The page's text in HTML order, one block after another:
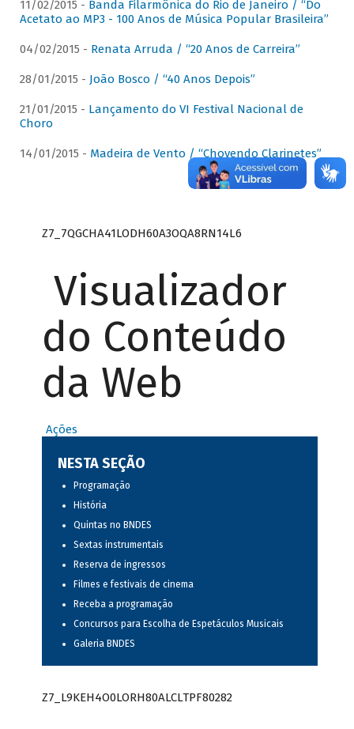
11/02/2015 - Banda Filarmônica do Rio de Janeiro / “Do
Acetato ao MP3 - 100 Anos de Música Popular Brasileira”
04/02/2015 - Renata Arruda / “20 Anos de Carreira”
28/01/2015 - João Bosco / “40 Anos Depois”
21/01/2015 - Lançamento do VI Festival Nacional de
Choro
14/01/2015 - Madeira de Vento / “Chovendo Clarinetes”
Z7_7QGCHA41LODH60A3OQA8RN14L6
Visualizador
do Conteúdo
da Web
Ações
NESTA SEÇÃO
Programação
História
Quintas no BNDES
Sextas instrumentais
Reserva de ingressos
Filmes e festivais de cinema
Receba a programação
Concursos para Escolha de Espetáculos Musicais
Galeria BNDES
Z7_L9KEH4O0LORH80ALCLTPF80282